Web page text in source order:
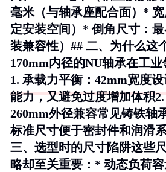
毫米（与轴承座配合面）*
定安装空间）*倒角尺寸 ：
装兼容性）## 二、为什么这
170mm内径的NU轴承在工业
1. 承载力平衡：42mm宽度
能力，又避免过度增加体积
260mm外径兼容常见铸铁轴
标准尺寸便于密封件和润滑
三、选型时的尺寸陷阱这些
略却至关重要：* 动态负荷